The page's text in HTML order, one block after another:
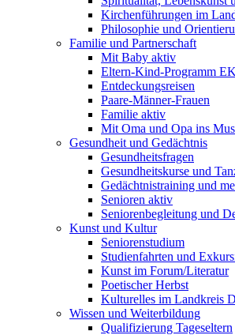
Kirchenführungen im
Philosophie und
Familie und Partnerschaft
Mit Baby aktiv
Eltern-Kind-Programm
Entdeckungsreisen
Paare-Männer-Frauen
Familie aktiv
Mit Oma und Opa ins
Gesundheit und Gedächtnis
Gesundheitsfragen
Gesundheitskurse und
Gedächtnistraining und
Senioren aktiv
Seniorenbegleitung und
Kunst und Kultur
Seniorenstudium
Studienfahrten und
Kunst im Forum/Literatur
Poetischer Herbst
Kulturelles im Landkreis
Wissen und Weiterbildung
Qualifizierung Tageseltern